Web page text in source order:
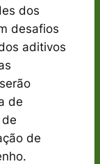
dos
desafios
aditivos
de
de